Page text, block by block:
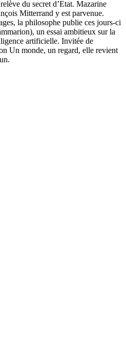
du secret d’Etat. Mazarine
Mitterrand y est parvenue.
la philosophe publie ces jours-ci
un essai ambitieux sur la
artificielle. Invitée de
Un monde, un regard, elle revient